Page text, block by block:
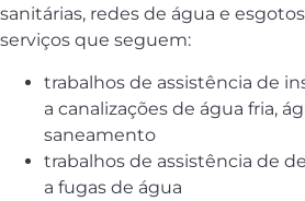
sanitárias, redes de água e
serviços que seguem:
trabalhos de assistência de
a canalizações de água fria,
saneamento
trabalhos de assistência de
a fugas de água